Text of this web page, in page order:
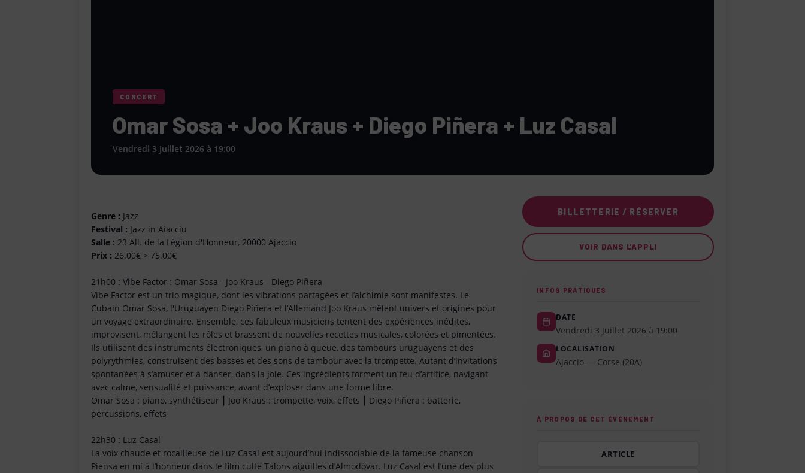
CONCERT
Omar Sosa + Joo Kraus + Diego Piñera + Luz Casal
Vendredi 3 Juillet 2026 à 19:00
Genre : Jazz
Festival : Jazz in Aiacciu
Salle : 23 All. de la Légion d'Honneur, 20000 Ajaccio
Prix : 26.00€ > 75.00€
21h00 : Vibe Factor : Omar Sosa - Joo Kraus - Diego Piñera
Vibe Factor est un trio magique, dont les vibrations partagées et l’alchimie sont manifestes. Le
Cubain Omar Sosa, l'Uruguayen Diego Piñera et l’Allemand Joo Kraus mêlent univers et origines pour
un voyage extraordinaire. Ensemble, ces fabuleux musiciens tentent des expériences inédites,
improvisent, mélangent les rôles et brassent de nouvelles recettes musicales, colorées et pimentées.
Ils utilisent des instruments électroniques, un piano à queue, des tambours uruguayens et des
polyrythmies, construisent des basses et des sons de tambour avec la trompette. Autant d’invitations
spontanées à s’amuser et à danser, dans la joie. Ces ingrédients forment un feu d’artifice, navigant
avec calme, sensualité et puissance, avant d’exploser dans une forme libre.
Omar Sosa : piano, synthétiseur ⎮ Joo Kraus : trompette, voix, effets ⎮ Diego Piñera : batterie,
percussions, effets
22h30 : Luz Casal
La voix chaude et rocailleuse de Luz Casal est aujourd’hui indissociable de la fameuse chanson
Piensa en mí à l’honneur dans le film culte Talons aiguilles d’Almodóvar. Luz Casal est l’une des plus
BILLETTERIE / RÉSERVER
VOIR DANS L'APPLI
INFOS PRATIQUES
DATE
Vendredi 3 Juillet 2026 à 19:00
LOCALISATION
Ajaccio — Corse (20A)
À PROPOS DE CET ÉVÉNEMENT
ARTICLE